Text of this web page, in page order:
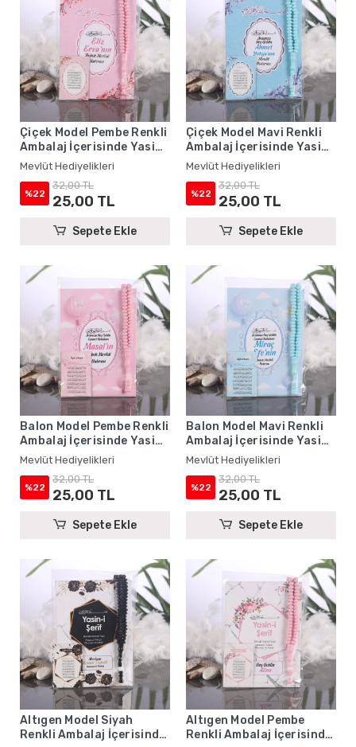
Çiçek Model Pembe Renkli
Ambalaj İçerisinde Yasin
Kitabı, Magnet ve Tesbih -
Mevlüt Hediyelikleri
Mevlüt Hediyelikleri
%22
32,00 TL
25,00 TL
Sepete Ekle
Çiçek Model Mavi Renkli
Ambalaj İçerisinde Yasin
Kitabı, Magnet ve Tesbih -
Mevlüt Hediyelikleri
Mevlüt Hediyelikleri
%22
32,00 TL
25,00 TL
Sepete Ekle
Balon Model Pembe Renkli
Ambalaj İçerisinde Yasin
Kitabı, Magnet ve Tesbih -
Mevlüt Hediyelikleri
Mevlüt Hediyelikleri
%22
32,00 TL
25,00 TL
Sepete Ekle
Balon Model Mavi Renkli
Ambalaj İçerisinde Yasin
Kitabı, Magnet ve Tesbih -
Mevlüt Hediyelikleri
Mevlüt Hediyelikleri
%22
32,00 TL
25,00 TL
Sepete Ekle
Altıgen Model Siyah
Renkli Ambalaj İçerisinde
Altıgen Model Pembe
Renkli Ambalaj İçerisinde